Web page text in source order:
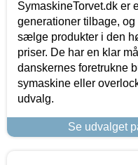
SymaskineTorvet.dk er
generationer tilbage,
sælge produkter i den
priser. De har en klar
danskernes foretrukne
symaskine eller
udvalg.
Se udvalget